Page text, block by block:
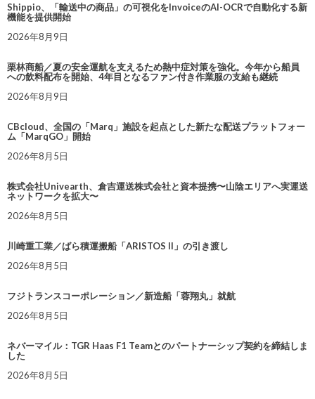
Shippio、「輸送中の商品」の可視化をInvoiceのAI-OCRで自動化する新
機能を提供開始
2026年8月9日
栗林商船／夏の安全運航を支えるため熱中症対策を強化。今年から船員
への飲料配布を開始、4年目となるファン付き作業服の支給も継続
2026年8月9日
CBcloud、全国の「Marq」施設を起点とした新たな配送プラットフォー
ム「MarqGO」開始
2026年8月5日
株式会社Univearth、倉吉運送株式会社と資本提携〜山陰エリアへ実運送
ネットワークを拡大〜
2026年8月5日
川崎重工業／ばら積運搬船「ARISTOS II」の引き渡し
2026年8月5日
フジトランスコーポレーション／新造船「蓉翔丸」就航
2026年8月5日
ネバーマイル：TGR Haas F1 Teamとのパートナーシップ契約を締結しま
した
2026年8月5日